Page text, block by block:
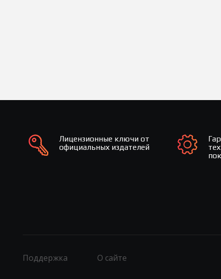
Лицензионные ключи от
официальных издателей
Поддержка О сайте